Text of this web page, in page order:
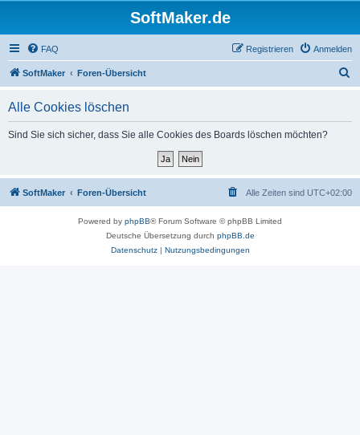
SoftMaker.de
FAQ Anmelden
Registrieren
SoftMaker Foren-Übersicht
Alle Cookies löschen
Sind Sie sich sicher, dass Sie alle Cookies des Boards löschen möchten?
SoftMaker Foren-Übersicht Alle Zeiten sind UTC+02:00
Powered by phpBB® Forum Software © phpBB Limited
Deutsche Übersetzung durch phpBB.de
Datenschutz| Nutzungsbedingungen